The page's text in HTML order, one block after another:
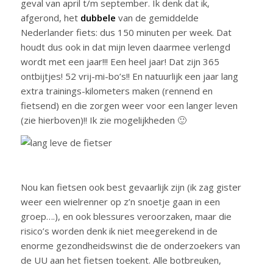
geval van april t/m september. Ik denk dat ik,
afgerond, het dubbele van de gemiddelde
Nederlander fiets: dus 150 minuten per week. Dat
houdt dus ook in dat mijn leven daarmee verlengd
wordt met een jaar!!! Een heel jaar! Dat zijn 365
ontbijtjes! 52 vrij-mi-bo’s!! En natuurlijk een jaar lang
extra trainings-kilometers maken (rennend en
fietsend) en die zorgen weer voor een langer leven
(zie hierboven)!! Ik zie mogelijkheden 🙂
Nou kan fietsen ook best gevaarlijk zijn (ik zag gister
weer een wielrenner op z’n snoetje gaan in een
groep….), en ook blessures veroorzaken, maar die
risico’s worden denk ik niet meegerekend in de
enorme gezondheidswinst die de onderzoekers van
de UU aan het fietsen toekent. Alle botbreuken,